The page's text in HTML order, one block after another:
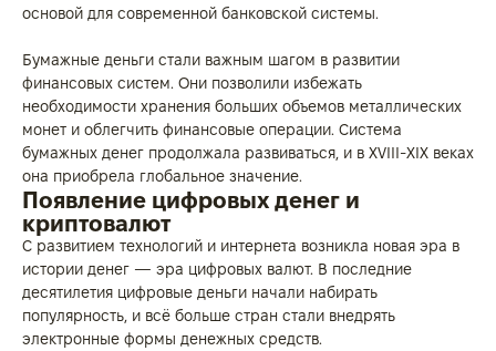
основой для современной банковской системы.
Бумажные деньги стали важным шагом в развитии
финансовых систем. Они позволили избежать
необходимости хранения больших объемов металлических
монет и облегчить финансовые операции. Система
бумажных денег продолжала развиваться, и в XVIII-XIX веках
она приобрела глобальное значение.
Появление цифровых денег и
криптовалют
С развитием технологий и интернета возникла новая эра в
истории денег — эра цифровых валют. В последние
десятилетия цифровые деньги начали набирать
популярность, и всё больше стран стали внедрять
электронные формы денежных средств.